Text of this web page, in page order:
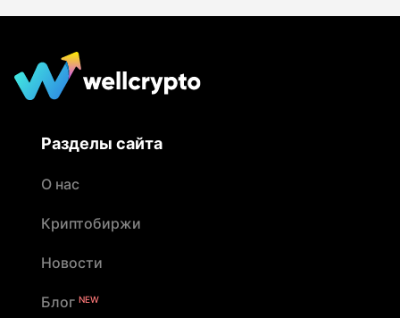
Разделы сайта
О нас
Криптобиржи
Новости
Блог NEW